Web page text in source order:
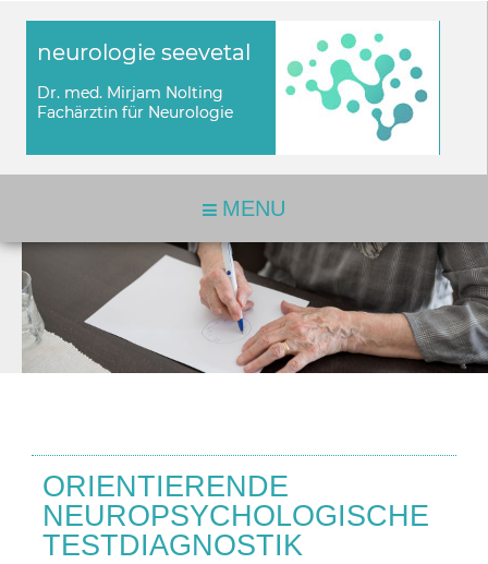
MENU
ORIENTIERENDE
NEUROPSYCHOLOGISCHE
TESTDIAGNOSTIK